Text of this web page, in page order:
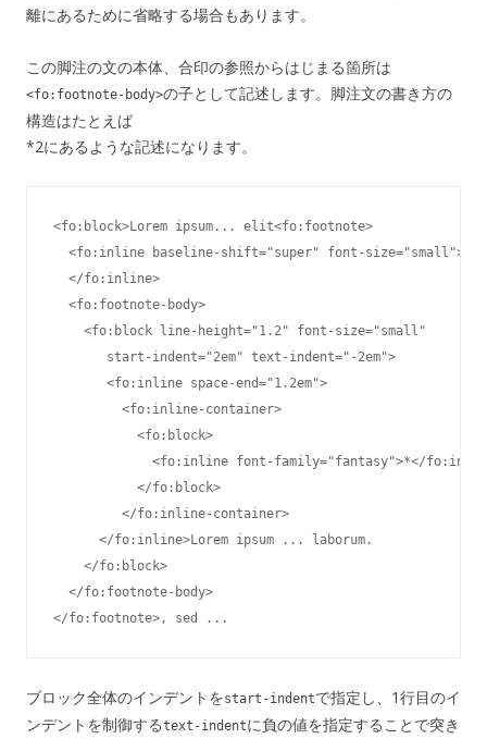
離にあるために省略する場合もあります。
この脚注の文の本体、合印の参照からはじまる箇所は
<fo:footnote-body>の子として記述します。脚注文の書き方の
構造はたとえば
*2にあるような記述になります。
<fo:block>Lorem ipsum... elit<fo:footnote>
<fo:inline baseline-shift="super" font-
  </fo:inline>
  <fo:footnote-body>
    <fo:block line-height="1.2" font-size="small"
       start-indent="2em" text-indent="-2em">
       <fo:inline space-end="1.2em">
         <fo:inline-container>
           <fo:block>
<fo:inline font-family="fantasy">*</
           </fo:block>
         </fo:inline-container>
      </fo:inline>Lorem ipsum ... laborum.
    </fo:block>
  </fo:footnote-body>
ブロック全体のインデントをstart-indentで指定し、1行目のイ
ンデントを制御するtext-indentに負の値を指定することで突き